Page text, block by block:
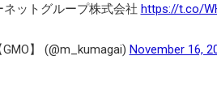
ネットグループ株式会社 https://t.co/
】 (@m_kumagai) November 16,